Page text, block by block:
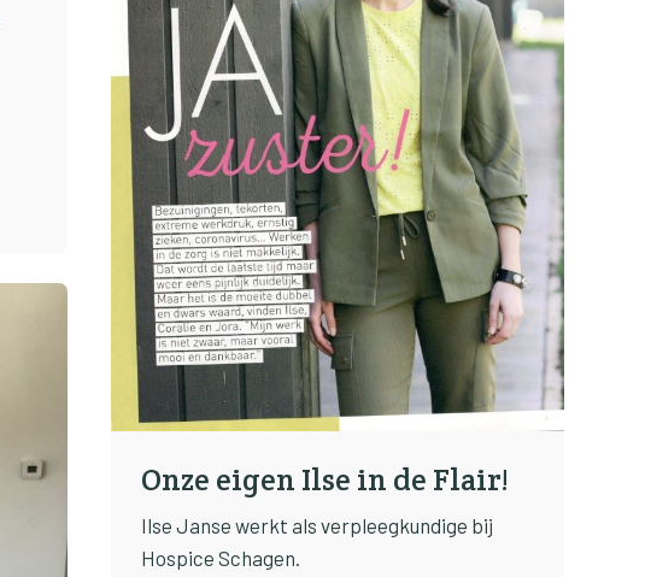
Onze eigen Ilse in de Flair!
Ilse Janse werkt als verpleegkundige bij
Hospice Schagen.